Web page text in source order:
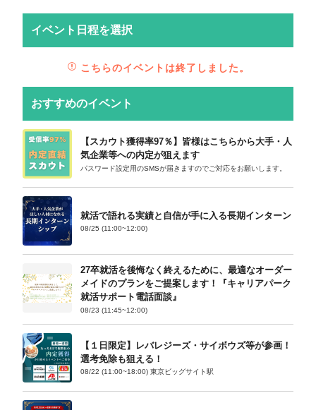
イベント日程を選択
こちらのイベントは終了しました。
おすすめのイベント
【スカウト獲得率97％】皆様はこちらから大手・人
気企業等への内定が狙えます
パスワード設定用のSMSが届きますのでご対応をお願いします。
就活で語れる実績と自信が手に入る長期インターン
08/25 (11:00~12:00)
27卒就活を後悔なく終えるために、最適なオーダー
メイドのプランをご提案します！『キャリアパーク
就活サポート電話面談』
08/23 (11:45~12:00)
【１日限定】レバレジーズ・サイボウズ等が参画！
選考免除も狙える！
08/22 (11:00~18:00) 東京ビッグサイト駅